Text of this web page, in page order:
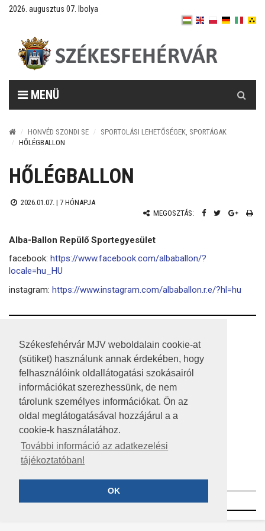
Székesfehérvár MJV weboldalain cookie-at
(sütiket) használunk annak érdekében, hogy
felhasználóink oldallátogatási szokásairól
információkat szerezhessünk, de nem
tárolunk személyes információkat. Ön az
oldal meglátogatásával hozzájárul a a
cookie-k használatához.
További információ az adatkezelési
tájékoztatóban!
OK
2026. augusztus 07. Ibolya
MENÜ
HONVÉD SZONDI SE
SPORTOLÁSI LEHETŐSÉGEK, SPORTÁGAK
HŐLÉGBALLON
HŐLÉGBALLON
2026.01.07. | 7 HÓNAPJA
MEGOSZTÁS:
Alba-Ballon Repülő Sportegyesület
facebook: https://www.facebook.com/albaballon/?
locale=hu_HU
instagram: https://www.instagram.com/albaballon.r.e/?hl=hu
A HONLAP 2017.03.31-I ÁLLAPOTA
JOGI NYILATKOZAT
IMPRESSZUM
MÉDIAAJÁNLAT
KÖZÉRDEKŰ ADATOK
©2023 SZÉKESFEHÉRVÁR MEGYEI JOGÚ VÁROS